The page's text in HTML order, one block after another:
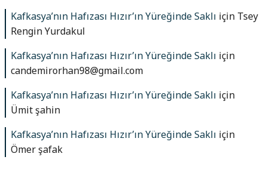
Kafkasya’nın Hafızası Hızır’ın Yüreğinde Saklı için Tsey
Rengin Yurdakul
Kafkasya’nın Hafızası Hızır’ın Yüreğinde Saklı için
candemirorhan98@gmail.com
Kafkasya’nın Hafızası Hızır’ın Yüreğinde Saklı için
Ümit şahin
Kafkasya’nın Hafızası Hızır’ın Yüreğinde Saklı için
Ömer şafak